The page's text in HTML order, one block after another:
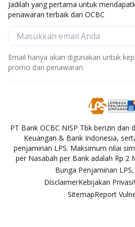
Jadilah yang pertama untuk
penawaran terbaik dari OCBC
Email hanya akan digunakan untuk
promo dan penawaran
PT Bank OCBC NISP Tbk berizin dan
Keuangan & Bank Indonesia,
penjaminan LPS. Maksimum nilai
per Nasabah per Bank adalah Rp 2
Bunga Penjaminan
DisclaimerKebijakan Privasi
SitemapReport